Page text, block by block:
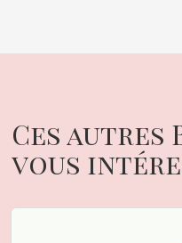
Ces autres
vous